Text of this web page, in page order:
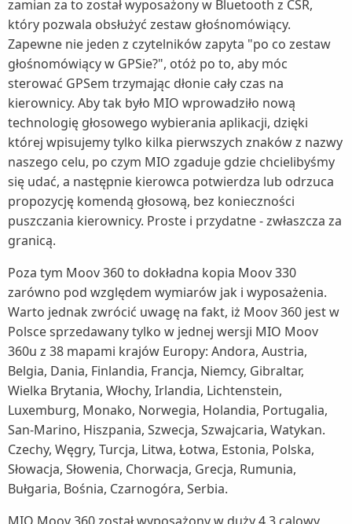
zamian za to został wyposażony w Bluetooth z CSR,
który pozwala obsłużyć zestaw głośnomówiący.
Zapewne nie jeden z czytelników zapyta "po co zestaw
głośnomówiący w GPSie?", otóż po to, aby móc
sterować GPSem trzymając dłonie cały czas na
kierownicy. Aby tak było MIO wprowadziło nową
technologię głosowego wybierania aplikacji, dzięki
której wpisujemy tylko kilka pierwszych znaków z nazwy
naszego celu, po czym MIO zgaduje gdzie chcielibyśmy
się udać, a następnie kierowca potwierdza lub odrzuca
propozycję komendą głosową, bez konieczności
puszczania kierownicy. Proste i przydatne - zwłaszcza za
granicą.
Poza tym Moov 360 to dokładna kopia Moov 330
zarówno pod względem wymiarów jak i wyposażenia.
Warto jednak zwrócić uwagę na fakt, iż Moov 360 jest w
Polsce sprzedawany tylko w jednej wersji MIO Moov
360u z 38 mapami krajów Europy: Andora, Austria,
Belgia, Dania, Finlandia, Francja, Niemcy, Gibraltar,
Wielka Brytania, Włochy, Irlandia, Lichtenstein,
Luxemburg, Monako, Norwegia, Holandia, Portugalia,
San-Marino, Hiszpania, Szwecja, Szwajcaria, Watykan.
Czechy, Węgry, Turcja, Litwa, Łotwa, Estonia, Polska,
Słowacja, Słowenia, Chorwacja, Grecja, Rumunia,
Bułgaria, Bośnia, Czarnogóra, Serbia.